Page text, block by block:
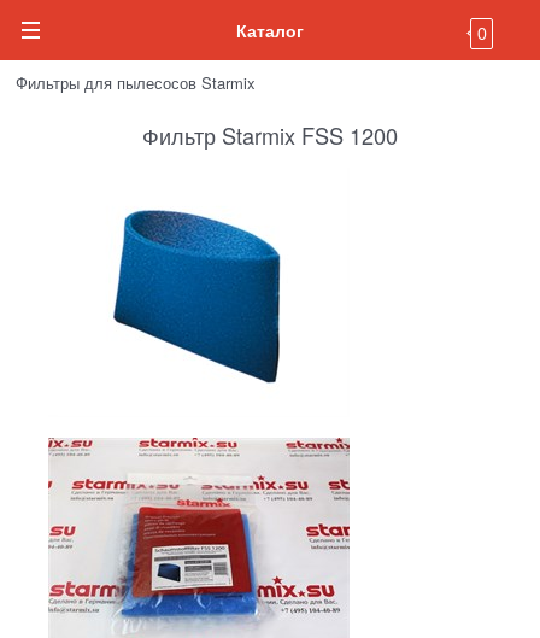
Каталог 0
Фильтры для пылесосов Starmix
Фильтр Starmix FSS 1200